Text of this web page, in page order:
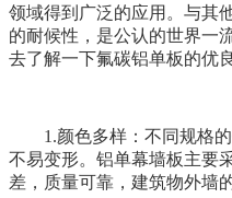
领域得到广泛的应用。与其
的耐候性，是公认的世界一
去了解一下氟碳铝单板的优
1.颜色多样：不同规格的
不易变形。铝单幕墙板主要
差，质量可靠，建筑物外墙